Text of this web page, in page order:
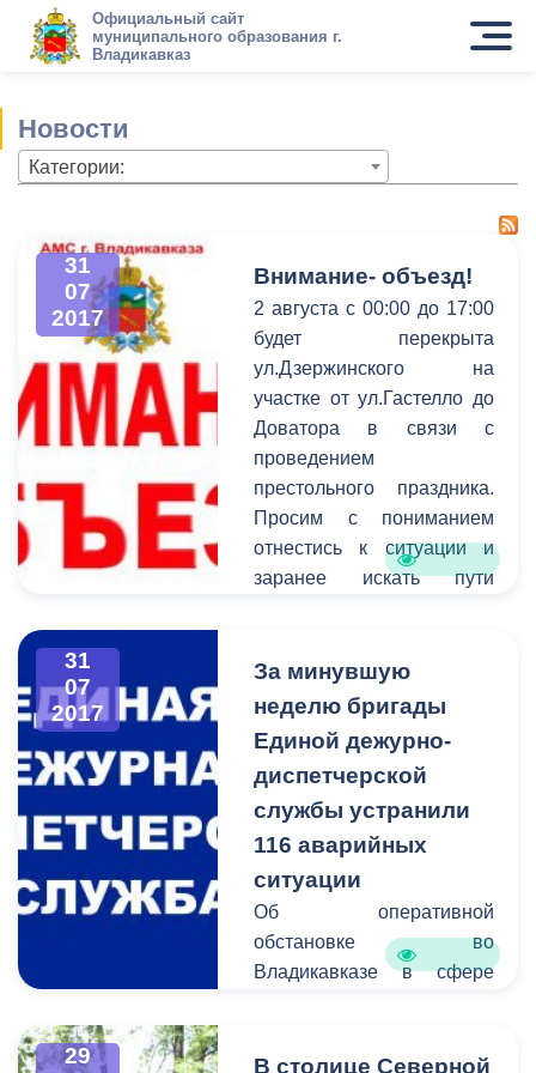
Официальный сайт
муниципального образования г.
Владикавказ
Новости
Категории:
31
07
2017
Внимание- объезд!
2 августа с 00:00 до 17:00
будет перекрыта
ул.Дзержинского на
участке от ул.Гастелло до
Доватора в связи с
проведением
престольного праздника.
Просим с пониманием
отнестись к ситуации и
заранее искать пути
31
07
2017
За минувшую
неделю бригады
Единой дежурно-
диспетчерской
службы устранили
116 аварийных
ситуации
Об оперативной
обстановке во
Владикавказе в сфере
Единая дежурно-
29
В столице Северной